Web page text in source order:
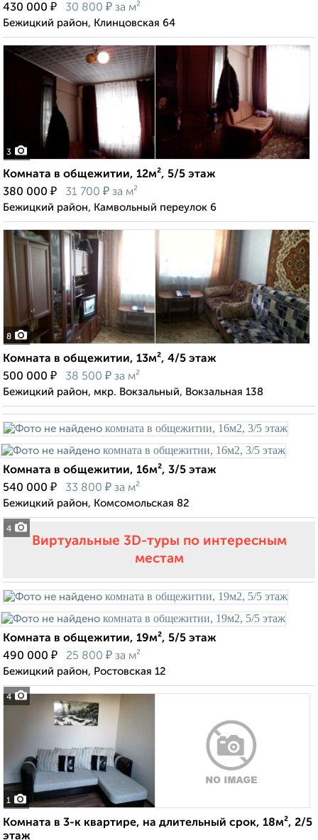
430 000 ₽ 30 800 ₽ за м²
Бежицкий район, Клинцовская 64
3
Комната в общежитии, 12м², 5/5 этаж
380 000 ₽ 31 700 ₽ за м²
Бежицкий район, Камвольный переулок 6
8
Комната в общежитии, 13м², 4/5 этаж
500 000 ₽ 38 500 ₽ за м²
Бежицкий район, мкр. Вокзальный, Вокзальная 138
4
Комната в общежитии, 16м², 3/5 этаж
540 000 ₽ 33 800 ₽ за м²
Бежицкий район, Комсомольская 82
Виртуальные 3D-туры по интересным
местам
4
Комната в общежитии, 19м², 5/5 этаж
490 000 ₽ 25 800 ₽ за м²
Бежицкий район, Ростовская 12
1
Комната в 3-к квартире, на длительный срок, 18м², 2/5
этаж